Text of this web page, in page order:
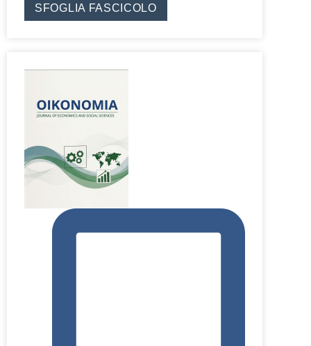
SFOGLIA FASCICOLO